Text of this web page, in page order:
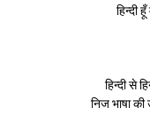
हिन्दी
हिन्दी से
निज भाषा